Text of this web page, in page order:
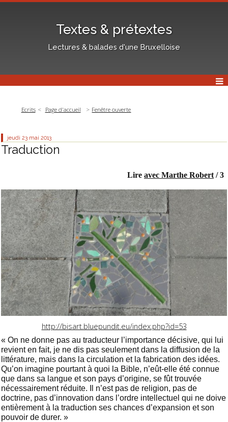
Textes & prétextes
Lectures & balades d'une Bruxelloise
Ecrits Page d'accueil Fenêtre ouverte
jeudi 23 mai 2013
Traduction
Lire avec Marthe Robert / 3
http://bisart.bluepundit.eu/index.php?id=53
« On ne donne pas au traducteur l’importance décisive, qui lui
revient en fait, je ne dis pas seulement dans la diffusion de la
littérature, mais dans la circulation et la fabrication des idées.
Qu’on imagine pourtant à quoi la Bible, n’eût-elle été connue
que dans sa langue et son pays d’origine, se fût trouvée
nécessairement réduite. Il n’est pas de religion, pas de
doctrine, pas d’innovation dans l’ordre intellectuel qui ne doive
entièrement à la traduction ses chances d’expansion et son
pouvoir de durer. »